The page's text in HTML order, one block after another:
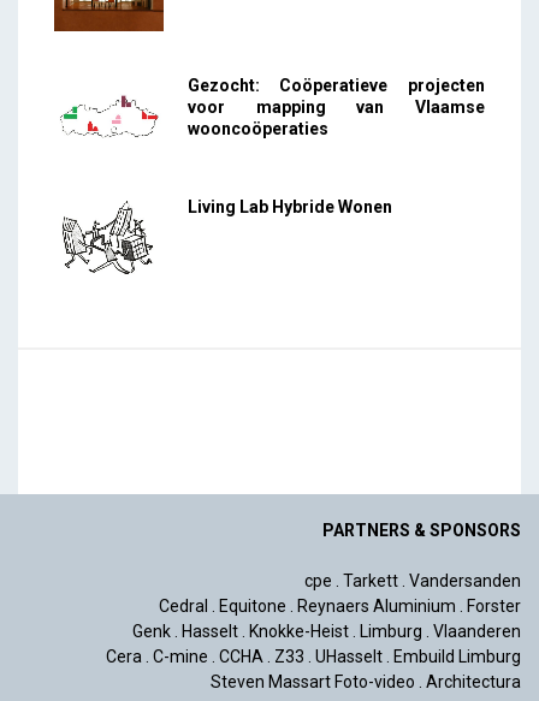
Gezocht: Coöperatieve projecten
voor mapping van Vlaamse
wooncoöperaties
Living Lab Hybride Wonen
PARTNERS & SPONSORS
cpe Tarkett Vandersanden
Cedral
Equitone Reynaers Aluminium
Forster
Genk Hasselt Knokke-Heist Limburg
Vlaanderen
Cera
C-mine CCHA Z33 UHasselt Embuild Limburg
Steven Massart Foto-video
Architectura